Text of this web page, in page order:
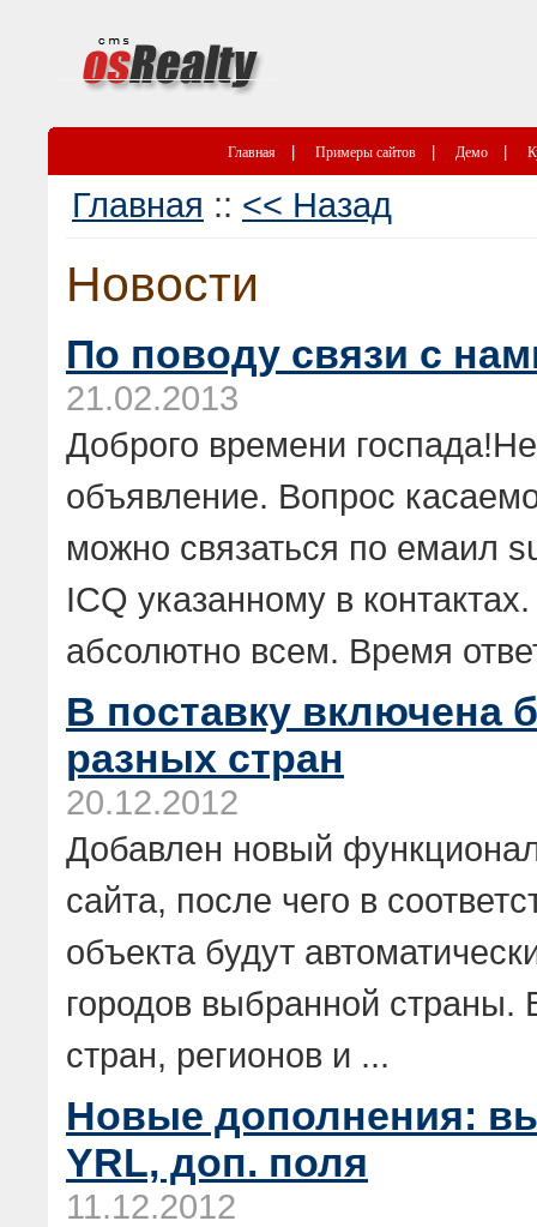
Главная Примеры сайтов Демо
Главная :: << Назад
Новости
По поводу связи с
21.02.2013
Доброго времени
объявление. Вопрос
можно связаться по емаил
ICQ указанному в
абсолютно всем. Время
В поставку включена
разных стран
20.12.2012
Добавлен новый
сайта, после чего в
объекта будут
городов выбранной страны.
стран, регионов и ...
Новые дополнения:
YRL, доп. поля
11.12.2012